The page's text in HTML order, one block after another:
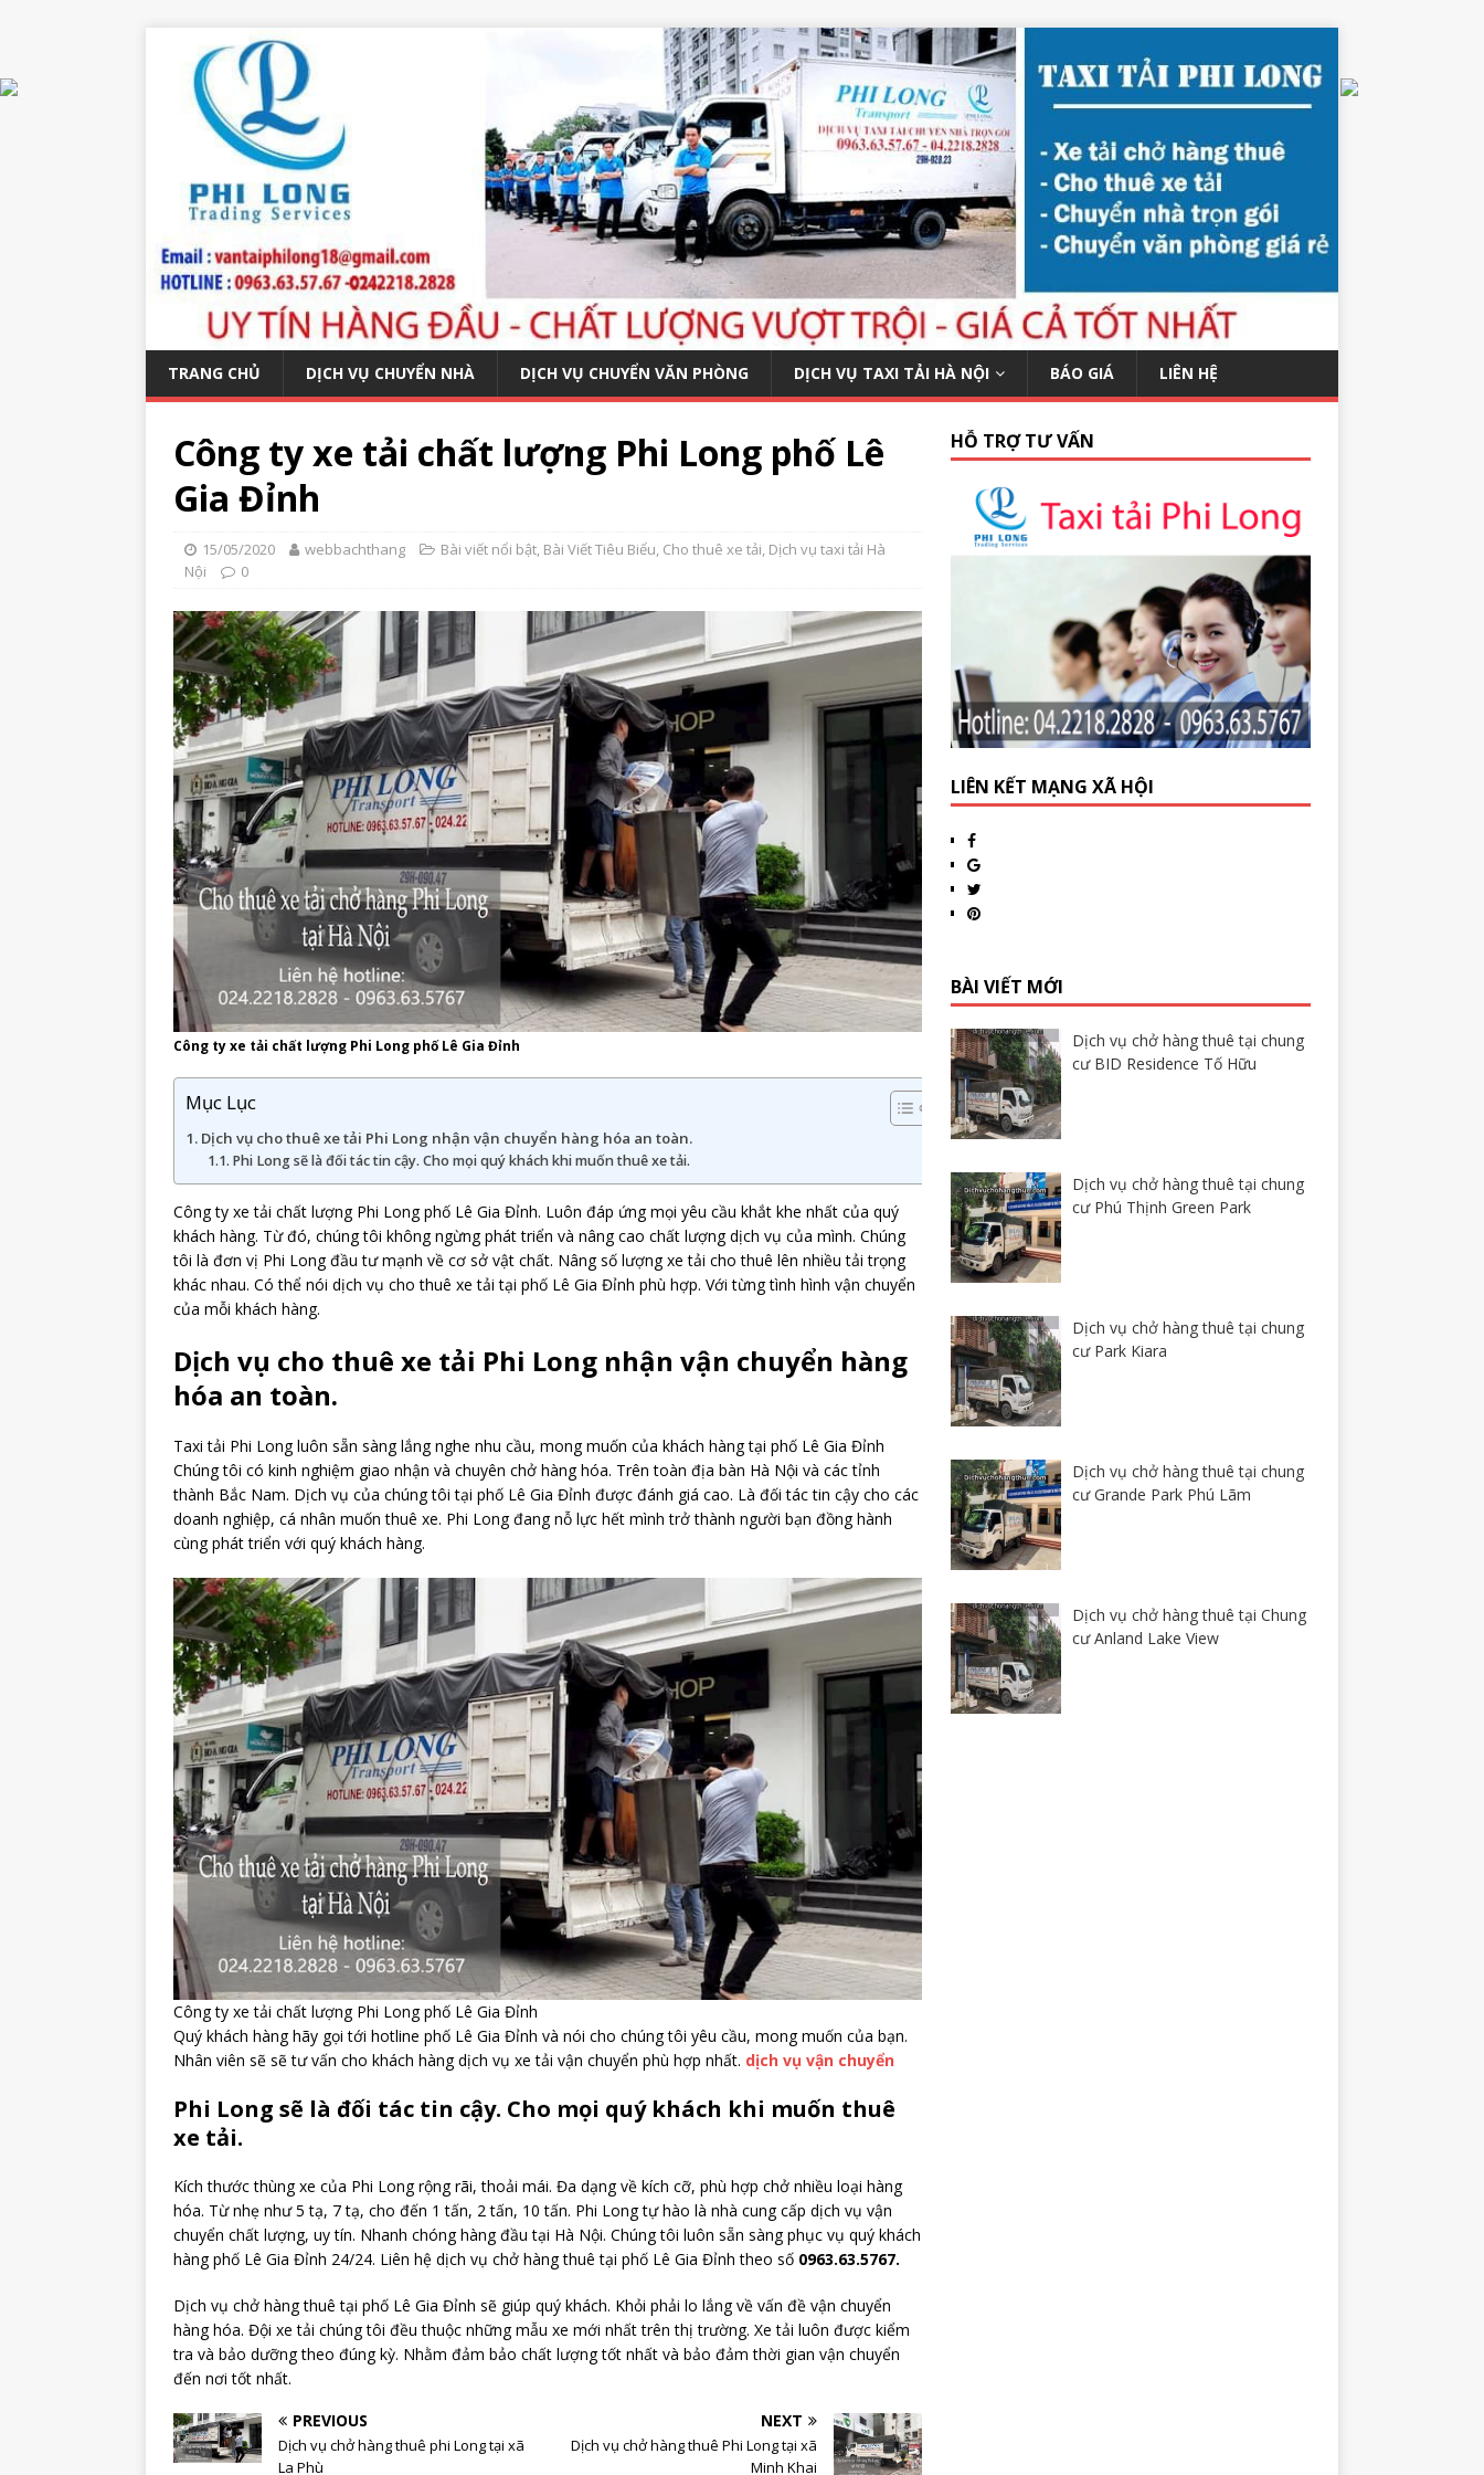
TRANG CHỦ DỊCH VỤ CHUYỂN NHÀ DỊCH VỤ CHUYỂN VĂN PHÒNG DỊCH VỤ TAXI TẢI HÀ NỘI BÁO GIÁ LIÊN HỆ
Công ty xe tải chất lượng Phi Long phố Lê
Gia Đỉnh
15/05/2020 webbachthang Bài viết nổi bật, Bài Viết Tiêu Biểu, Cho thuê xe tải, Dịch vụ taxi tải Hà
Nội
0
Công ty xe tải chất lượng Phi Long phố Lê Gia Đỉnh
Mục Lục
Dịch vụ cho thuê xe tải Phi Long nhận vận chuyển hàng hóa an toàn.
Phi Long sẽ là đối tác tin cậy. Cho mọi quý khách khi muốn thuê xe tải.
Công ty xe tải chất lượng Phi Long phố Lê Gia Đỉnh. Luôn đáp ứng mọi yêu cầu khắt khe nhất của quý
khách hàng. Từ đó, chúng tôi không ngừng phát triển và nâng cao chất lượng dịch vụ của mình. Chúng
tôi là đơn vị Phi Long đầu tư mạnh về cơ sở vật chất. Nâng số lượng xe tải cho thuê lên nhiều tải trọng
khác nhau. Có thể nói dịch vụ cho thuê xe tải tại phố Lê Gia Đỉnh phù hợp. Với từng tình hình vận chuyển
của mỗi khách hàng.
Dịch vụ cho thuê xe tải Phi Long nhận vận chuyển hàng
hóa an toàn.
Taxi tải Phi Long luôn sẵn sàng lắng nghe nhu cầu, mong muốn của khách hàng tại phố Lê Gia Đỉnh
Chúng tôi có kinh nghiệm giao nhận và chuyên chở hàng hóa. Trên toàn địa bàn Hà Nội và các tỉnh
thành Bắc Nam. Dịch vụ của chúng tôi tại phố Lê Gia Đỉnh được đánh giá cao. Là đối tác tin cậy cho các
doanh nghiệp, cá nhân muốn thuê xe. Phi Long đang nỗ lực hết mình trở thành người bạn đồng hành
cùng phát triển với quý khách hàng.
Công ty xe tải chất lượng Phi Long phố Lê Gia Đỉnh
Quý khách hàng hãy gọi tới hotline phố Lê Gia Đỉnh và nói cho chúng tôi yêu cầu, mong muốn của bạn.
Nhân viên sẽ sẽ tư vấn cho khách hàng dịch vụ xe tải vận chuyển phù hợp nhất. dịch vụ vận chuyển
Phi Long sẽ là đối tác tin cậy. Cho mọi quý khách khi muốn thuê
xe tải.
Kích thước thùng xe của Phi Long rộng rãi, thoải mái. Đa dạng về kích cỡ, phù hợp chở nhiều loại hàng
hóa. Từ nhẹ như 5 tạ, 7 tạ, cho đến 1 tấn, 2 tấn, 10 tấn. Phi Long tự hào là nhà cung cấp dịch vụ vận
chuyển chất lượng, uy tín. Nhanh chóng hàng đầu tại Hà Nội. Chúng tôi luôn sẵn sàng phục vụ quý khách
hàng phố Lê Gia Đỉnh 24/24. Liên hệ dịch vụ chở hàng thuê tại phố Lê Gia Đỉnh theo số 0963.63.5767.
Dịch vụ chở hàng thuê tại phố Lê Gia Đỉnh sẽ giúp quý khách. Khỏi phải lo lắng về vấn đề vận chuyển
hàng hóa. Đội xe tải chúng tôi đều thuộc những mẫu xe mới nhất trên thị trường. Xe tải luôn được kiểm
tra và bảo dưỡng theo đúng kỳ. Nhằm đảm bảo chất lượng tốt nhất và bảo đảm thời gian vận chuyển
đến nơi tốt nhất.
PREVIOUS
Dịch vụ chở hàng thuê phi Long tại xã
La Phù
NEXT
Dịch vụ chở hàng thuê Phi Long tại xã
Minh Khai
HỖ TRỢ TƯ VẤN
LIÊN KẾT MẠNG XÃ HỘI
BÀI VIẾT MỚI
Dịch vụ chở hàng thuê tại chung
cư BID Residence Tố Hữu
Dịch vụ chở hàng thuê tại chung
cư Phú Thịnh Green Park
Dịch vụ chở hàng thuê tại chung
cư Park Kiara
Dịch vụ chở hàng thuê tại chung
cư Grande Park Phú Lãm
Dịch vụ chở hàng thuê tại Chung
cư Anland Lake View